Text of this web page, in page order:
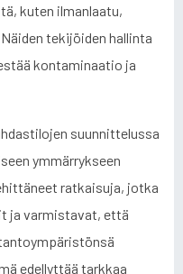
kuten ilmanlaatu,
tekijöiden hallinta
kontaminaatio ja
suunnittelussa
ymmärrykseen
ratkaisuja, jotka
ja varmistavat, että
edellyttää tarkkaa